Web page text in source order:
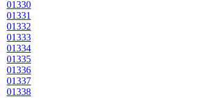
01330
01331
01332
01333
01334
01335
01336
01337
01338